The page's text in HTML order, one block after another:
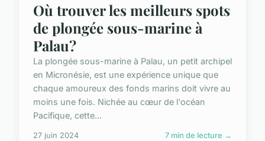
Où trouver les meilleurs spots
de plongée sous-marine à
Palau?
La plongée sous-marine à Palau, un petit archipel
en Micronésie, est une expérience unique que
chaque amoureux des fonds marins doit vivre au
moins une fois. Nichée au cœur de l'océan
Pacifique, cette...
27 juin 2024 7 min de lecture →